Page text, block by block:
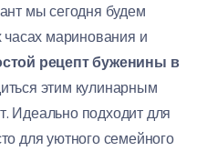
мы сегодня будем
часах маринования и
рецепт буженины в
этим кулинарным
Идеально подходит для
для уютного семейного